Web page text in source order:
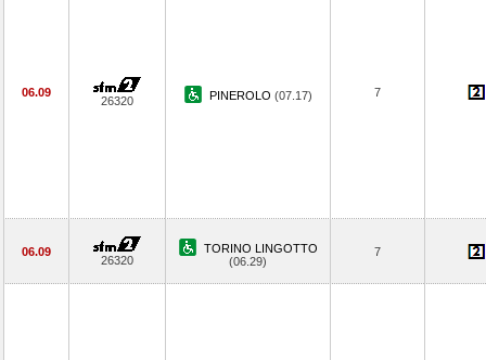
06.09
26320 PINEROLO (07.17) 7
06.09
26320
TORINO LINGOTTO
(06.29)
7